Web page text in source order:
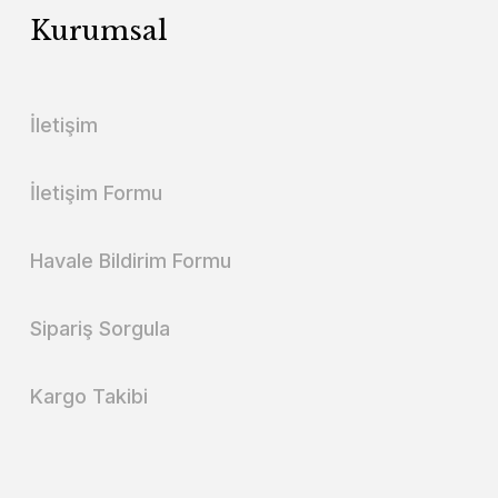
Kurumsal
İletişim
İletişim Formu
Havale Bildirim Formu
Sipariş Sorgula
Kargo Takibi